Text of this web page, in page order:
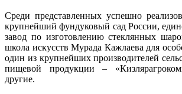
Среди представленных успешно
крупнейший фундуковый сад России,
завод по изготовлению стеклянных
школа искусств Мурада Кажлаева для
один из крупнейших производителей
пищевой продукции –
другие.